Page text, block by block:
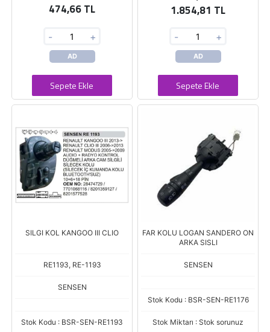
474,66 TL
- +
AD
Sepete Ekle
1.854,81 TL
- +
AD
Sepete Ekle
SILGI KOL KANGOO III CLIO
RE1193, RE-1193
SENSEN
Stok Kodu : BSR-SEN-RE1193
FAR KOLU LOGAN SANDERO ON
ARKA SISLI
SENSEN
Stok Kodu : BSR-SEN-RE1176
Stok Miktarı : Stok sorunuz